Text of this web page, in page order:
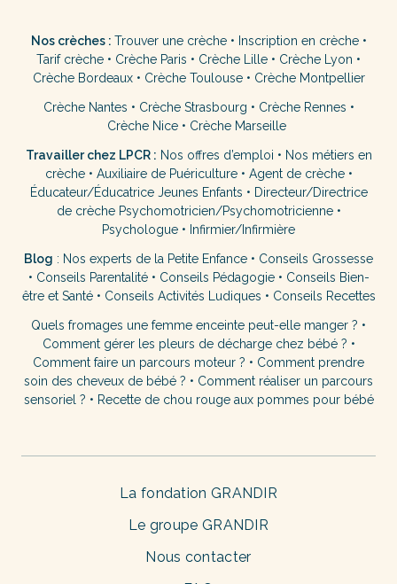
Nos crèches : Trouver une crèche• Inscription en crèche•
Tarif crèche • Crèche Paris • Crèche Lille • Crèche Lyon •
Crèche Bordeaux• Crèche Toulouse• Crèche Montpellier
Crèche Nantes • Crèche Strasbourg • Crèche Rennes •
Crèche Nice • Crèche Marseille
Travailler chez LPCR : Nos offres d’emploi • Nos métiers en
crèche• Auxiliaire de Puériculture• Agent de crèche•
Éducateur/Éducatrice Jeunes Enfants • Directeur/Directrice
de crèche Psychomotricien/Psychomotricienne•
Psychologue • Infirmier/Infirmière
Blog : Nos experts de la Petite Enfance • Conseils Grossesse
• Conseils Parentalité• Conseils Pédagogie• Conseils Bien-
être et Santé• Conseils Activités Ludiques • Conseils Recettes
Quels fromages une femme enceinte peut-elle manger ? •
Comment gérer les pleurs de décharge chez bébé ? •
Comment faire un parcours moteur ? • Comment prendre
soin des cheveux de bébé ? • Comment réaliser un parcours
sensoriel ? • Recette de chou rouge aux pommes pour bébé
La fondation GRANDIR
Le groupe GRANDIR
Nous contacter